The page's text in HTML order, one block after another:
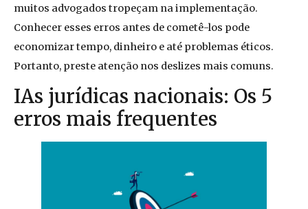
muitos advogados tropeçam na implementação.
Conhecer esses erros antes de cometê-los pode
economizar tempo, dinheiro e até problemas éticos.
Portanto, preste atenção nos deslizes mais comuns.
IAs jurídicas nacionais: Os 5
erros mais frequentes